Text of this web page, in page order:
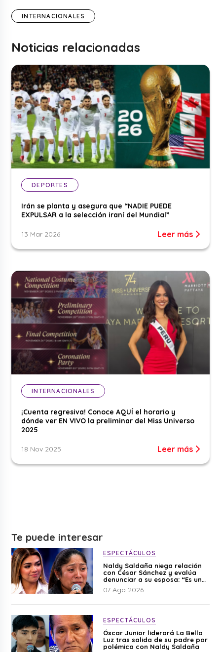
INTERNACIONALES
Noticias relacionadas
DEPORTES
Irán se planta y asegura que “NADIE PUEDE
EXPULSAR a la selección iraní del Mundial”
13 Mar 2026 Leer más
INTERNACIONALES
¡Cuenta regresiva! Conoce AQUÍ el horario y
dónde ver EN VIVO la preliminar del Miss Universo
2025
18 Nov 2025 Leer más
Te puede interesar
ESPECTÁCULOS
Naldy Saldaña niega relación
con César Sánchez y evalúa
denunciar a su esposa: “Es una
difamación”
07 Ago 2026
ESPECTÁCULOS
Óscar Junior liderará La Bella
Luz tras salida de su padre por
polémica con Naldy Saldaña